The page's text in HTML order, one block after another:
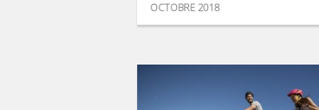
OCTOBRE 2018